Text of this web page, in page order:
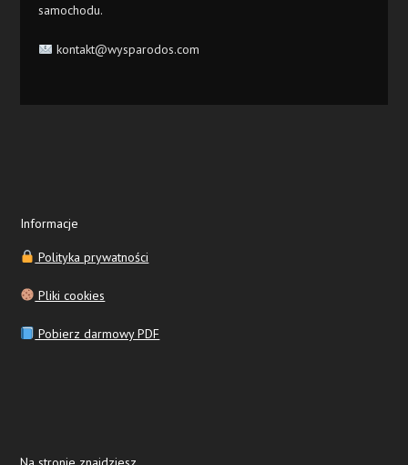
samochodu.
kontakt@wysparodos.com
Informacje
Polityka prywatności
Pliki cookies
Pobierz darmowy PDF